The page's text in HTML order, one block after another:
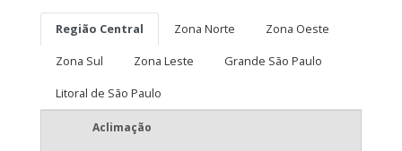
Região Central Zona Norte
Zona Oeste
Zona Sul
Zona Leste
Grande São Paulo
Litoral de São Paulo
Aclimação